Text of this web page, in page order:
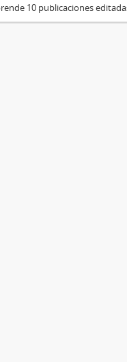
10 publicaciones